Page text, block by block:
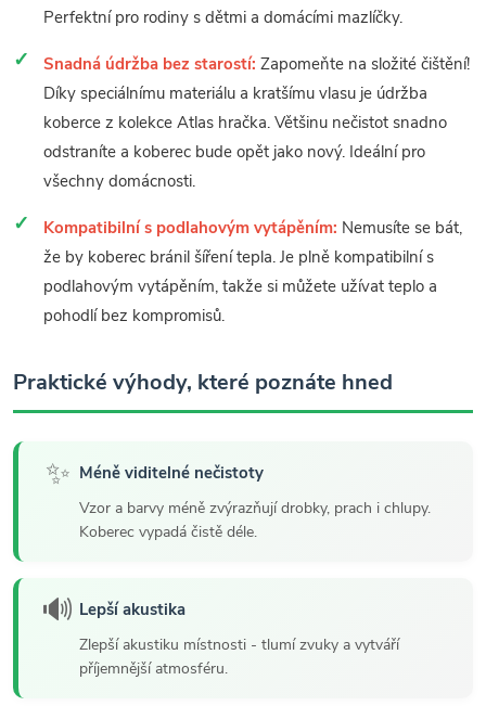
Perfektní pro rodiny s dětmi a domácími mazlíčky.
Snadná údržba bez starostí: Zapomeňte na složité čištění!
Díky speciálnímu materiálu a kratšímu vlasu je údržba
koberce z kolekce Atlas hračka. Většinu nečistot snadno
odstraníte a koberec bude opět jako nový. Ideální pro
všechny domácnosti.
Kompatibilní s podlahovým vytápěním: Nemusíte se bát,
že by koberec bránil šíření tepla. Je plně kompatibilní s
podlahovým vytápěním, takže si můžete užívat teplo a
pohodlí bez kompromisů.
Praktické výhody, které poznáte hned
✨ Méně viditelné nečistoty
Vzor a barvy méně zvýrazňují drobky, prach i chlupy.
Koberec vypadá čistě déle.
🔊 Lepší akustika
Zlepší akustiku místnosti - tlumí zvuky a vytváří
příjemnější atmosféru.